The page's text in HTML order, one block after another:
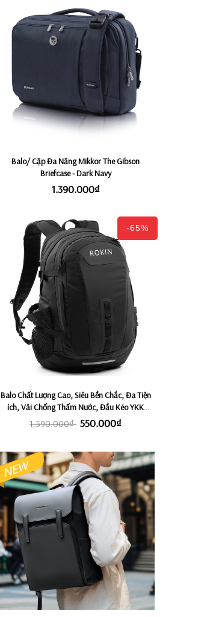
Balo/ Cặp Đa Năng Mikkor The Gibson
Briefcase - Dark Navy
1.390.000₫
-65%
Balo Chất Lượng Cao, Siêu Bền Chắc, Đa Tiện
ích, Vải Chống Thấm Nước, Đầu Kéo YKK
(chính hãng Nhật) ROKIN VELOCITY
1.590.000₫ 550.000₫